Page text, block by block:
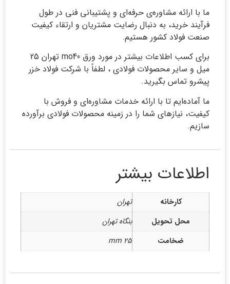
ما با ارائه مشاوره‌ی حرفه‌ای و پشتیبانی فنی در طول
فرآیند خرید، به دنبال رضایت مشتریان و ارتقاء کیفیت
صنعت فولاد کشور هستیم.
برای کسب اطلاعات بیشتر در مورد ورق mo40 تهران 25
میل و سایر محصولات فولادی ، لطفاً با شرکت فولاد خزر
پیشرو تماس بگیرید.
ما آماده‌ایم تا با ارائه خدمات مشاوره‌ای و فروش با
کیفیت، نیازهای شما را در زمینه محصولات فولادی برآورده
سازیم.
اطلاعات بیشتر
کارخانه
تهران
محل تحویل
بنگاه تهران
ضخامت
25 mm